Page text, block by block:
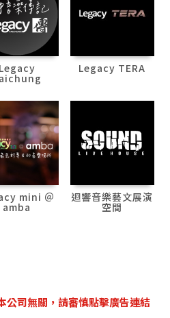
Legacy Legacy TERA
mini ＠
amba
迴響音樂藝文展演
空間
公司無關，請審慎點擊廣告連結